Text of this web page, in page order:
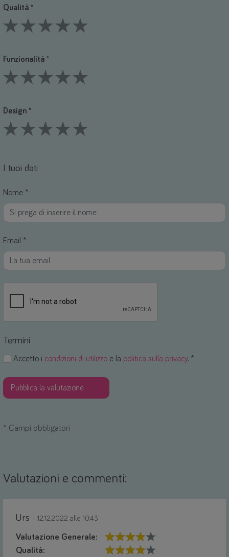
Qualità *
Funzionalità *
Design *
I tuoi dati
Nome *
Email *
Termini
Accetto i condizioni di utilizzo e la politica sulla privacy. *
* Campi obbligatori
Valutazioni e commenti:
Urs - 12.12.2022 alle 10:43
Valutazione Generale:
Qualità: